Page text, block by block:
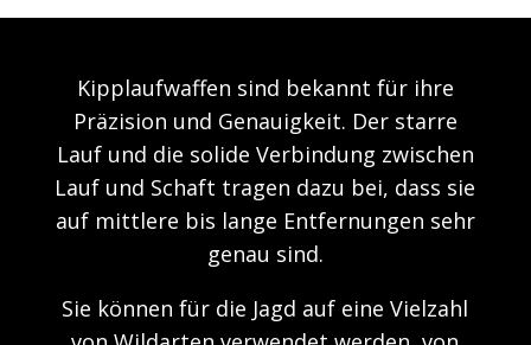
Kipplaufwaffen sind bekannt für ihre
Präzision und Genauigkeit. Der starre
Lauf und die solide Verbindung zwischen
Lauf und Schaft tragen dazu bei, dass sie
auf mittlere bis lange Entfernungen sehr
genau sind.
Sie können für die Jagd auf eine Vielzahl